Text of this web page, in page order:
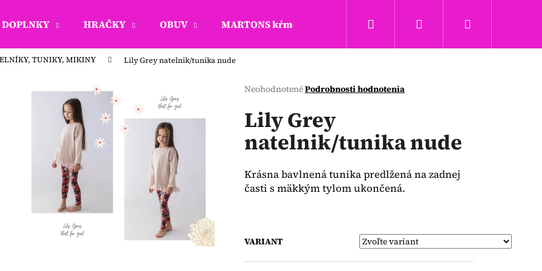
DOPLNKY HRAČKY OBUV MARTONS kŕmenie a hryzadla Täta rings Obchodné
Prihlásenie
TUNIKY, MIKINY Lily Grey natelnik/tunika nude
Priemerné
produktu
je
z
hviezdičiek.
NeohodnotenéPodrobnosti hodnotenia
Lily Grey
natelnik/tunika nude
Krásna bavlnená tunika predlžená na zadnej
časti s mäkkým tylom ukončená.
VARIANT
Čo potrebujete nájsť?
HĽADAŤ
Odporúčame
Nasledujúce